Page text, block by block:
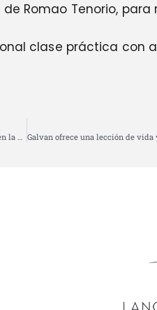
Romao Tenorio, para
clase práctica con
La Malagueta acogerá la exposición ‘Paquirri, siempre en la memoria’